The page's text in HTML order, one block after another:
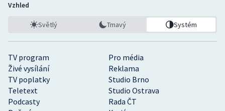
TV program
Pro média
Živé vysílání
Reklama
TV poplatky
Studio Brno
Teletext
Studio Ostrava
Podcasty
Rada ČT
Vzhled
Světlý Tmavý Systém